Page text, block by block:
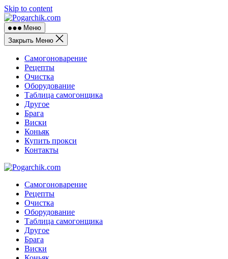
Skip to content
Меню
Закрыть Меню
Самогоноварение
Рецепты
Очистка
Оборудование
Таблица самогонщика
Другое
Брага
Виски
Коньяк
Купить прокси
Контакты
Самогоноварение
Рецепты
Очистка
Оборудование
Таблица самогонщика
Другое
Брага
Виски